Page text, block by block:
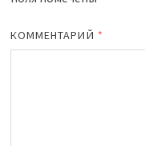
КОММЕНТАРИЙ *